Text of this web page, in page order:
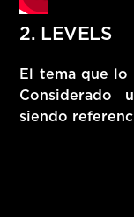
2. LEVELS
El tema que lo
Considerado
siendo